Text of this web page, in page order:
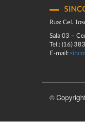
Rua: Cel.
Sala 03 –
Tel.: (16)
E-mail:
©